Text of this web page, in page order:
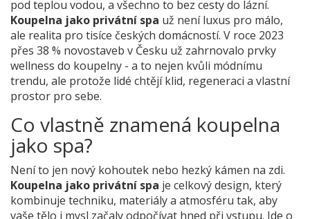
pod teplou vodou, a všechno to bez cesty do lázní.
Koupelna jako privátní spa už není luxus pro málo,
ale realita pro tisíce českých domácností. V roce 2023
přes 38 % novostaveb v Česku už zahrnovalo prvky
wellness do koupelny - a to nejen kvůli módnímu
trendu, ale protože lidé chtějí klid, regeneraci a vlastní
prostor pro sebe.
Co vlastně znamená koupelna
jako spa?
Není to jen nový kohoutek nebo hezký kámen na zdi.
Koupelna jako privátní spa je celkový design, který
kombinuje techniku, materiály a atmosféru tak, aby
vaše tělo i mysl začaly odpočívat hned při vstupu. Jde o